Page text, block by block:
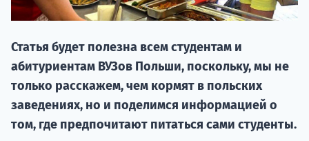
Статья будет полезна всем студентам и
абитуриентам ВУЗов Польши, поскольку, мы не
только расскажем, чем кормят в польских
заведениях, но и поделимся информацией о
том, где предпочитают питаться сами студенты.